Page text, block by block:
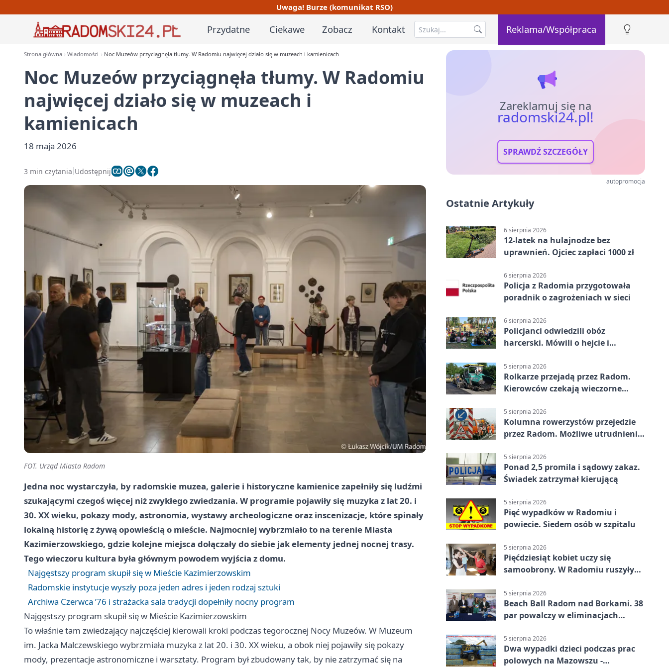
Uwaga! Burze (komunikat RSO)
Przydatne Ciekawe Zobacz Kontakt Reklama/Współpraca
Strona główna Wiadomości Noc Muzeów przyciągnęła tłumy. W Radomiu najwięcej działo się w muzeach i kamienicach
Noc Muzeów przyciągnęła tłumy. W Radomiu
najwięcej działo się w muzeach i
kamienicach
18 maja 2026
3 min czytania Udostępnij
FOT. Urząd Miasta Radom
Jedna noc wystarczyła, by radomskie muzea, galerie i historyczne kamienice zapełniły się ludźmi
szukającymi czegoś więcej niż zwykłego zwiedzania. W programie pojawiły się muzyka z lat 20. i
30. XX wieku, pokazy mody, astronomia, wystawy archeologiczne oraz inscenizacje, które spinały
lokalną historię z żywą opowieścią o mieście. Najmocniej wybrzmiało to na terenie Miasta
Kazimierzowskiego, gdzie kolejne miejsca dołączały do siebie jak elementy jednej nocnej trasy.
Tego wieczoru kultura była głównym powodem wyjścia z domu.
Najgęstszy program skupił się w Mieście Kazimierzowskim
Radomskie instytucje wyszły poza jeden adres i jeden rodzaj sztuki
Archiwa Czerwca ’76 i strażacka sala tradycji dopełniły nocny program
Najgęstszy program skupił się w Mieście Kazimierzowskim
To właśnie tam zwiedzający najczęściej kierowali kroki podczas tegorocznej Nocy Muzeów. W Muzeum
im. Jacka Malczewskiego wybrzmiała muzyka z lat 20. i 30. XX wieku, a obok niej pojawiły się pokazy
mody, prezentacje astronomiczne i warsztaty. Program był zbudowany tak, by nie zatrzymać się na
Zareklamuj się na
radomski24.pl!
SPRAWDŹ SZCZEGÓŁY
autopromocja
Ostatnie Artykuły
6 sierpnia 2026
12-latek na hulajnodze bez
uprawnień. Ojciec zapłaci 1000 zł
6 sierpnia 2026
Policja z Radomia przygotowała
poradnik o zagrożeniach w sieci
6 sierpnia 2026
Policjanci odwiedzili obóz
harcerski. Mówili o hejcie i
5 sierpnia 2026
Rolkarze przejadą przez Radom.
Kierowców czekają wieczorne
5 sierpnia 2026
Kolumna rowerzystów przejedzie
przez Radom. Możliwe utrudnienia
5 sierpnia 2026
Ponad 2,5 promila i sądowy zakaz.
Świadek zatrzymał kierującą
5 sierpnia 2026
Pięć wypadków w Radomiu i
powiecie. Siedem osób w szpitalu
5 sierpnia 2026
Pięćdziesiąt kobiet uczy się
samoobrony. W Radomiu ruszyły
5 sierpnia 2026
Beach Ball Radom nad Borkami. 38
par powalczy w eliminacjach
5 sierpnia 2026
Dwa wypadki dzieci podczas prac
polowych na Mazowszu -